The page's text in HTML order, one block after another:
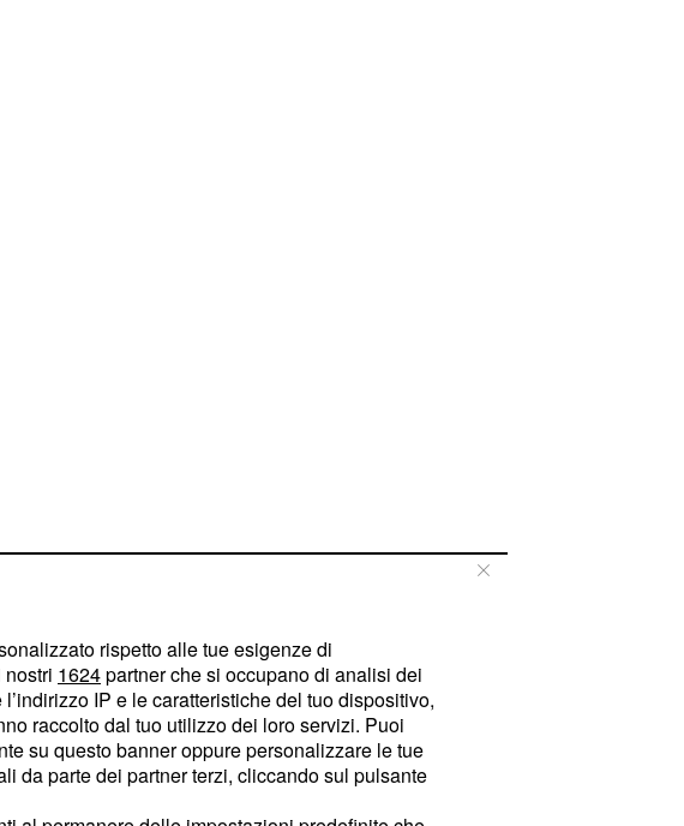
rispetto alle tue esigenze di
1624partner che si occupano di analisi dei
IP e le caratteristiche del tuo dispositivo,
raccolto dal tuo utilizzo dei loro servizi. Puoi
su questo banner oppure personalizzare le tue
da parte dei partner terzi, cliccando sul pulsante